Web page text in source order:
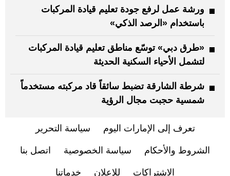
ورشة عمل لرفع جودة تعليم قيادة المركبات
باستخدام «الرصد الذكي»
«طرق دبي» توسّع مناطق تعليم قيادة المركبات
لتشمل الأحياء السكنية الحديثة
شرطة الشارقة تضبط سائقاً قاد مركبته مستخدماً
شمسية حجبت مجال الرؤية
تعرف إلى الإمارات اليوم سياسة التحرير
الشروط والأحكام سياسة الخصوصية اتصل بنا
الاشتراكات للإعلان خدماتنا